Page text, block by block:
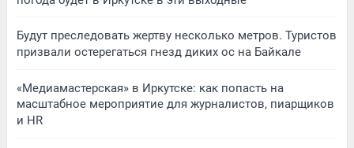
Будут преследовать жертву несколько метров. Туристов
призвали остерегаться гнезд диких ос на Байкале
«Медиамастерская» в Иркутске: как попасть на
масштабное мероприятие для журналистов, пиарщиков
и HR